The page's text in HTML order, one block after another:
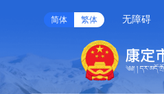
简体 繁体 无障碍